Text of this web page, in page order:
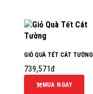
GIỎ QUÀ TẾT CÁT TƯỜNG
739,571đ
MUA NGAY